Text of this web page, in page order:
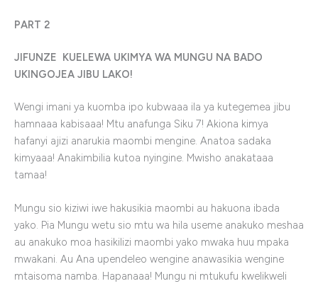
PART 2
JIFUNZE KUELEWA UKIMYA WA MUNGU NA BADO
UKINGOJEA JIBU LAKO!
Wengi imani ya kuomba ipo kubwaaa ila ya kutegemea jibu
hamnaaa kabisaaa! Mtu anafunga Siku 7! Akiona kimya
hafanyi ajizi anarukia maombi mengine. Anatoa sadaka
kimyaaa! Anakimbilia kutoa nyingine. Mwisho anakataaa
tamaa!
Mungu sio kiziwi iwe hakusikia maombi au hakuona ibada
yako. Pia Mungu wetu sio mtu wa hila useme anakuko meshaa
au anakuko moa hasikilizi maombi yako mwaka huu mpaka
mwakani. Au Ana upendeleo wengine anawasikia wengine
mtaisoma namba. Hapanaaa! Mungu ni mtukufu kwelikweli